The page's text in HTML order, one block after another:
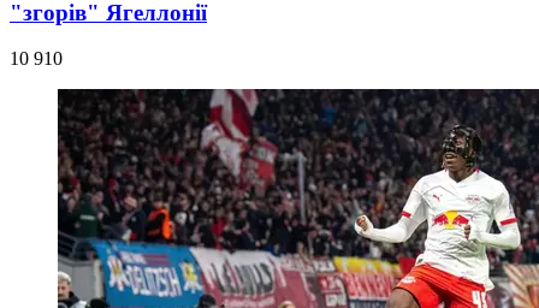
"згорів" Ягеллонії
10 910